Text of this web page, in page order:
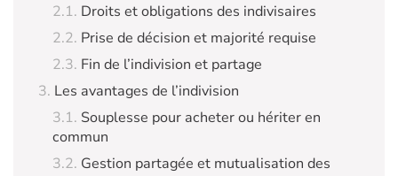
Droits et obligations des indivisaires
Prise de décision et majorité requise
Fin de l’indivision et partage
Les avantages de l’indivision
Souplesse pour acheter ou hériter en
commun
Gestion partagée et mutualisation des